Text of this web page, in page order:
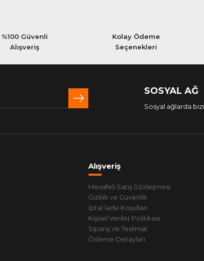
%100 Güvenli
Alışveriş
Kolay Ödeme
Seçenekleri
SOSYAL AĞ
Sosyal ağlarda
Alışveriş
Mesafeli Satış Sözleşmesi
Gizlilik ve Güvenlik
İptal İade Koşullari
Kişisel Veriler Politikası
Sipariş Ve Teslimat
Ödeme Detayları